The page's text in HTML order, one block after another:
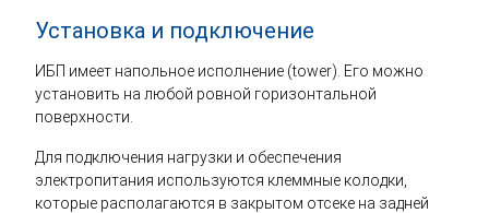
Установка и подключение
ИБП имеет напольное исполнение (tower). Его можно
установить на любой ровной горизонтальной
поверхности.
Для подключения нагрузки и обеспечения
электропитания используются клеммные колодки,
которые располагаются в закрытом отсеке на задней